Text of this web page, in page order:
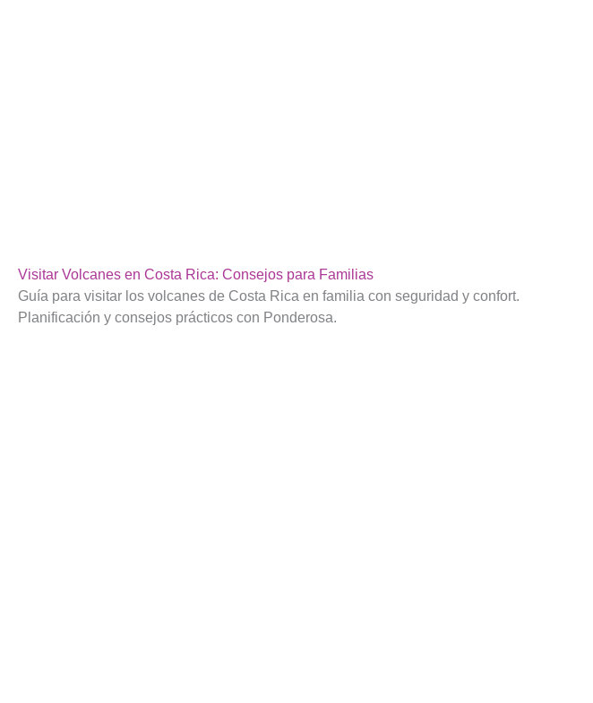
Visitar Volcanes en Costa Rica: Consejos para Familias
Guía para visitar los volcanes de Costa Rica en familia con seguridad y confort.
Planificación y consejos prácticos con Ponderosa.